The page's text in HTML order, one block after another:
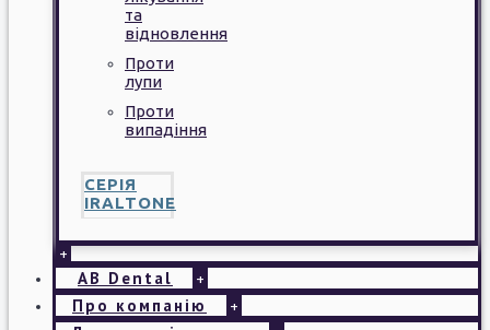
та
відновлення
Проти
лупи
Проти
випадіння
СЕРІЯ
IRALTONE
+
AB Dental +
Про компанію +